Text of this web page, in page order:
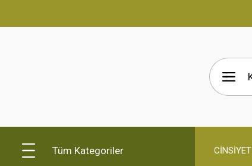
Tüm Kategoriler CİNSİYET